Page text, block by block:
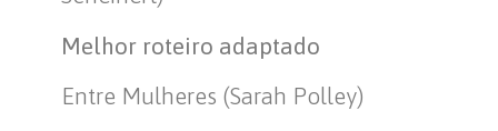
Melhor roteiro adaptado
Entre Mulheres (Sarah Polley)